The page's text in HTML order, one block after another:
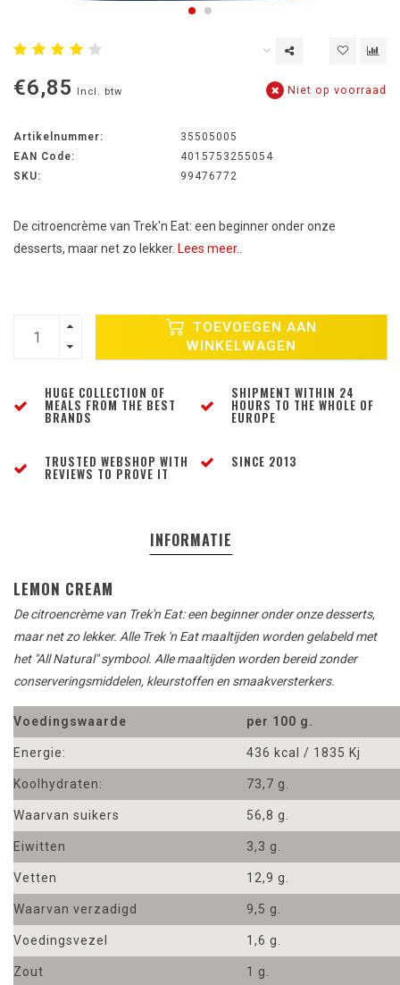
€6,85 Incl. btw Niet op voorraad
Artikelnummer:
35505005
EAN Code:
4015753255054
SKU:
99476772
De citroencrème van Trek'n Eat: een beginner onder onze
desserts, maar net zo lekker. Lees meer..
TOEVOEGEN AAN
WINKELWAGEN
HUGE COLLECTION OF
MEALS FROM THE BEST
BRANDS
SHIPMENT WITHIN 24
HOURS TO THE WHOLE OF
EUROPE
TRUSTED WEBSHOP WITH
REVIEWS TO PROVE IT
SINCE 2013
INFORMATIE
LEMON CREAM
De citroencrème van Trek'n Eat: een beginner onder onze desserts,
maar net zo lekker. Alle Trek 'n Eat maaltijden worden gelabeld met
het "All Natural" symbool. Alle maaltijden worden bereid zonder
conserveringsmiddelen, kleurstoffen en smaakversterkers.
Voedingswaarde per 100 g.
Energie: 436 kcal / 1835 Kj
Koolhydraten: 73,7 g.
Waarvan suikers 56,8 g.
Eiwitten 3,3 g.
Vetten 12,9 g.
Waarvan verzadigd 9,5 g.
Voedingsvezel 1,6 g.
Zout 1 g.